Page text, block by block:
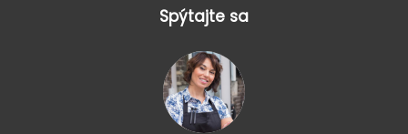
Spýtajte sa